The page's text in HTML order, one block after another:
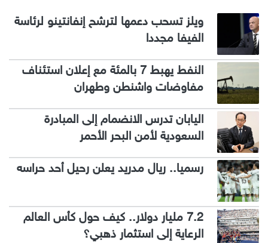
ويلز تسحب دعمها لترشح إنفانتينو لرئاسة
الفيفا مجددا
النفط يهبط 7 بالمئة مع إعلان استئناف
مفاوضات واشنطن وطهران
اليابان تدرس الانضمام إلى المبادرة
السعودية لأمن البحر الأحمر
رسميا.. ريال مدريد يعلن رحيل أحد حراسه
7.2 مليار دولار.. كيف حول كأس العالم
الرعاية إلى استثمار ذهبي؟